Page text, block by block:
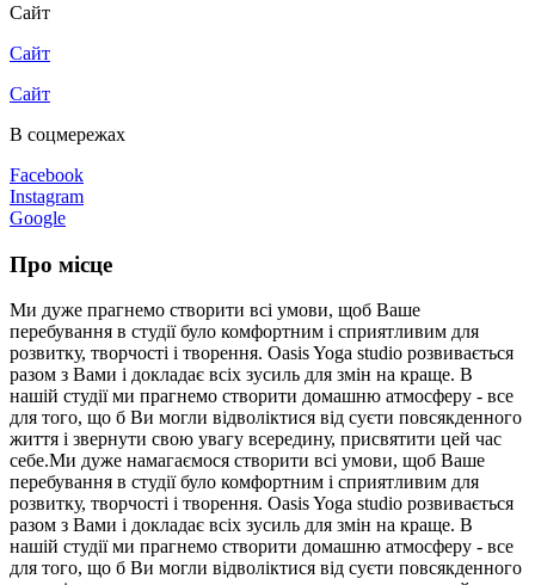
Сайт
Сайт
Сайт
В соцмережах
Facebook
Instagram
Google
Про місце
Ми дуже прагнемо створити всі умови, щоб Ваше
перебування в студії було комфортним і сприятливим для
розвитку, творчості і творення. Oasis Yoga studio розвивається
разом з Вами і докладає всіх зусиль для змін на краще. В
нашій студії ми прагнемо створити домашню атмосферу - все
для того, що б Ви могли відволіктися від суєти повсякденного
життя і звернути свою увагу всередину, присвятити цей час
себе.Ми дуже намагаємося створити всі умови, щоб Ваше
перебування в студії було комфортним і сприятливим для
розвитку, творчості і творення. Oasis Yoga studio розвивається
разом з Вами і докладає всіх зусиль для змін на краще. В
нашій студії ми прагнемо створити домашню атмосферу - все
для того, що б Ви могли відволіктися від суєти повсякденного